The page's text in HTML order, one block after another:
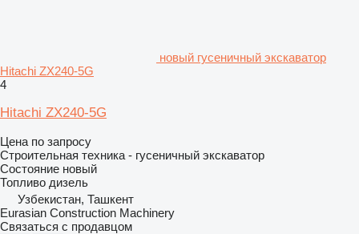
новый гусеничный экскаватор
Hitachi ZX240-5G
4
Hitachi ZX240-5G
Цена по запросу
Строительная техника - гусеничный экскаватор
Состояние новый
Топливо дизель
Узбекистан, Ташкент
Eurasian Construction Machinery
Связаться с продавцом